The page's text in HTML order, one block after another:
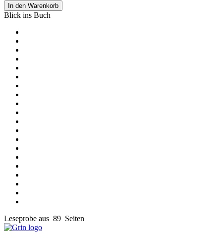
In den Warenkorb
Blick ins Buch
Leseprobe aus 89 Seiten